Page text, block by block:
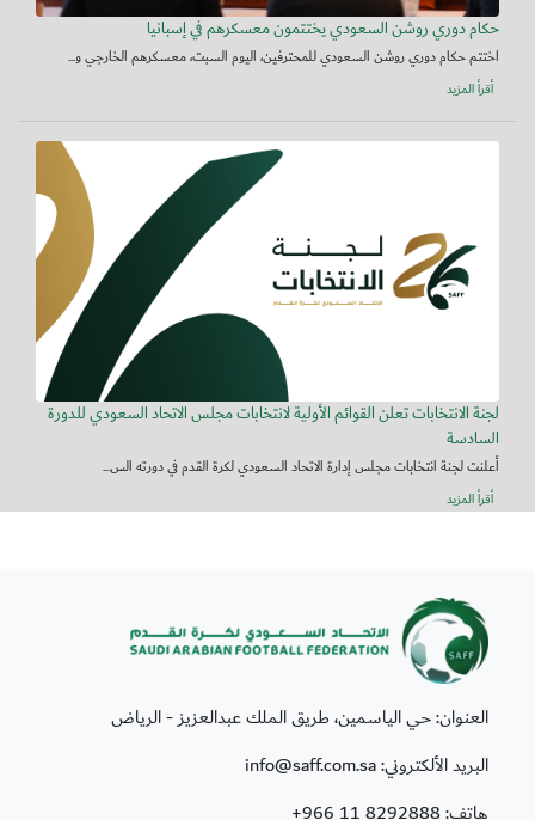
حكام دوري روشن السعودي يختتمون معسكرهم في إسبانيا
اختتم حكام دوري روشن السعودي للمحترفين، اليوم السبت، معسكرهم الخارجي و...
أقرأ المزيد
لجنة الانتخابات تعلن القوائم الأولية لانتخابات مجلس الاتحاد السعودي للدورة
السادسة
أعلنت لجنة انتخابات مجلس إدارة الاتحاد السعودي لكرة القدم في دورته الس...
أقرأ المزيد
العنوان: حي الياسمين، طريق الملك عبدالعزيز - الرياض
البريد الألكتروني: info@saff.com.sa
هاتف:+966 11 8292888